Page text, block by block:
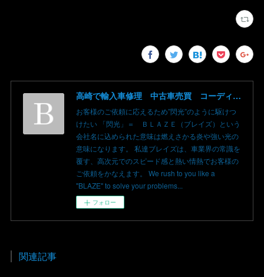
高崎で輸入車修理 中古車売買 コーディングならBLAZE（ブレイズ）へ│BLAZE Total Car Support & Modify in Takasaki Gunma
お客様のご依頼に応えるため”閃光”のように駆けつ
けたい 「閃光」＝ ＢＬＡＺＥ（ブレイズ）という
会社名に込められた意味は燃えさかる炎や強い光の
意味になります。 私達ブレイズは、車業界の常識を
覆す、高次元でのスピード感と熱い情熱でお客様の
ご依頼をかなえます。 We rush to you like a
"BLAZE" to solve your problems...
フォロー
関連記事